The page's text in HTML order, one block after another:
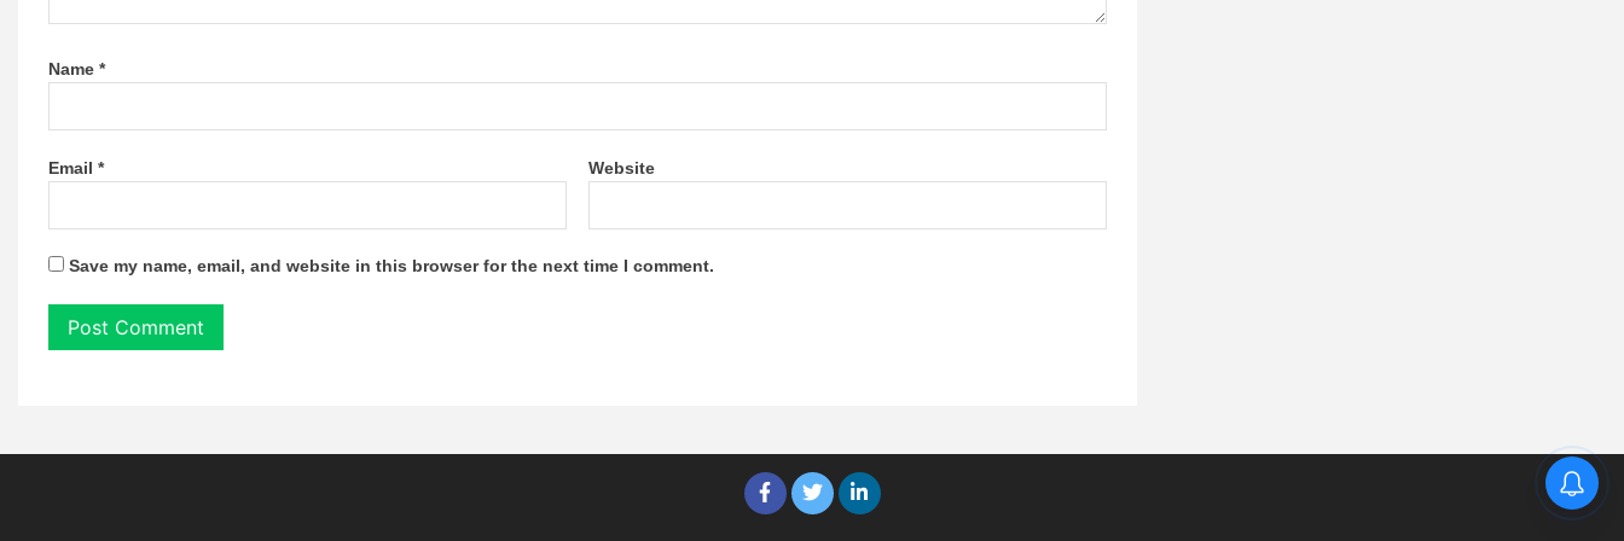
Name *
Email * Website
Save my name, email, and website in this browser for the next time I comment.